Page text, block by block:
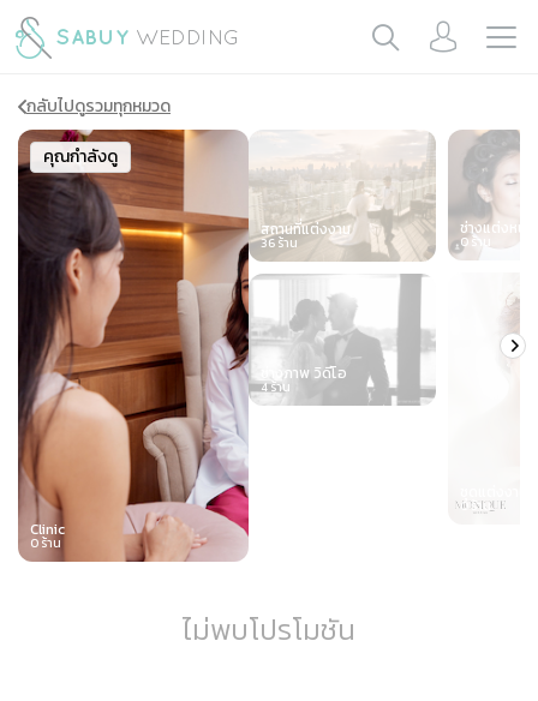
กลับไปดูรวมทุกหมวด
Clinic
0 ร้าน
คุณกำลังดู Slide 1 of 7
สถานที่แต่งงาน
36 ร้าน
ช่างภาพ วิดีโอ
4ร้าน
ช่างแต่งหน้า
0 ร้าน
0 ร้าน
ไม่พบโปรโมชัน